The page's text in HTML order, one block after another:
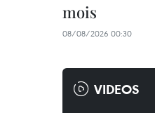
mois
08/08/2026 00:30
VIDEOS